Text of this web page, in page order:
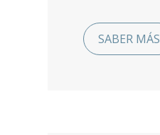
SABER MÁS